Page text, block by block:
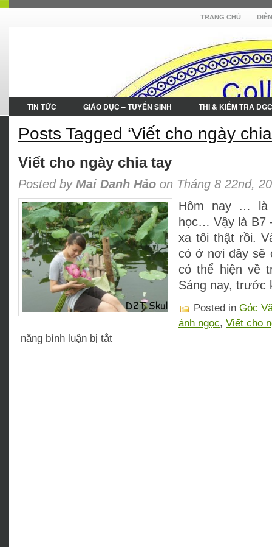
TRANG CHỦ
TIN TỨC GIÁO DỤC – TUYỂN SINH THI & KIỂM TRA
Posts Tagged ‘Viết cho ngày
Viết cho ngày chia tay
Posted by Mai Danh Hảo on Tháng 8 22nd,
Hôm nay … là
học… Vậy là B7
xa tôi thật rồi.
có ở nơi đây sẽ
có thể hiện về
Sáng nay,
Posted in Góc
ánh ngọc, Viết cho
năng bình luận bị tắtở
chia